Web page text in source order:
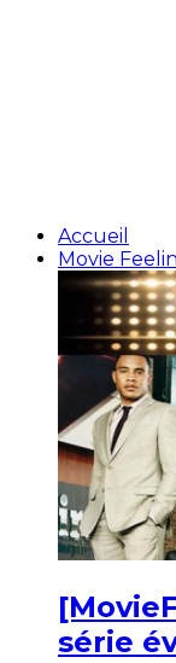
Accueil
Movie
série